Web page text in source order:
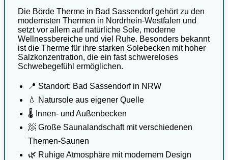
Die Börde Therme in Bad Sassendorf gehört zu den
modernsten Thermen in Nordrhein-Westfalen und
setzt vor allem auf natürliche Sole, moderne
Wellnessbereiche und viel Ruhe. Besonders bekannt
ist die Therme für ihre starken Solebecken mit hoher
Salzkonzentration, die ein fast schwereloses
Schwebegefühl ermöglichen.
📍 Standort: Bad Sassendorf in NRW
💧 Natursole aus eigener Quelle
🌡️ Innen- und Außenbecken
🧖 Große Saunalandschaft mit verschiedenen
Themen-Saunen
🌿 Ruhige Atmosphäre mit modernem Design